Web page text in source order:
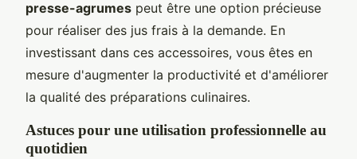
presse-agrumes peut être une option précieuse
pour réaliser des jus frais à la demande. En
investissant dans ces accessoires, vous êtes en
mesure d'augmenter la productivité et d'améliorer
la qualité des préparations culinaires.
Astuces pour une utilisation professionnelle au
quotidien